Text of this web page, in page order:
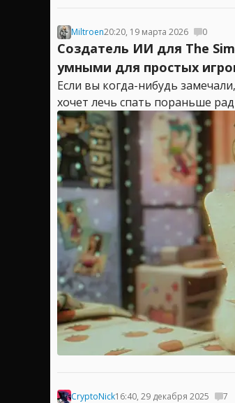
Miltroen20:20, 19 марта 2026 0
Создатель ИИ для The
умными для простых
Если вы когда-нибудь
хочет лечь спать пораньше
CryptoNick16:40, 29 декабря 2025 7